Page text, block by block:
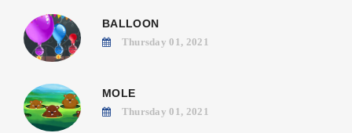
BALLOON
Thursday 01, 2021
MOLE
Thursday 01, 2021